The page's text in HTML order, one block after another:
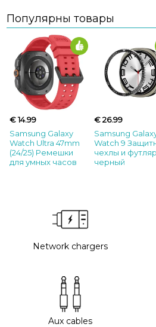
Популярны товары
€ 14.99
Samsung Galaxy
Watch Ultra 47mm
(24/25) Ремешки
для умных часов
€ 26.99
Samsung
Watch 9
чехлы и
черный
Network chargers
Aux cables